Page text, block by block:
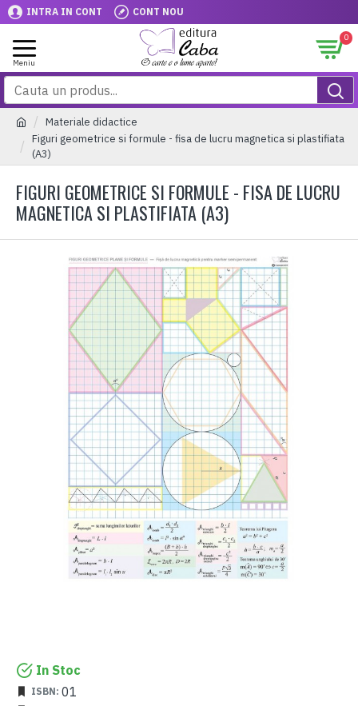
INTRA IN CONT CONT NOU
0
Materiale didactice
Figuri geometrice si formule - fisa de lucru magnetica si plastifiata
(A3)
FIGURI GEOMETRICE SI FORMULE - FISA DE LUCRU
MAGNETICA SI PLASTIFIATA (A3)
In Stoc
ISBN: 01